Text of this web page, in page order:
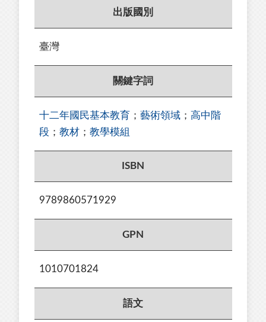
出版國別
臺灣
關鍵字詞
十二年國民基本教育 ； 藝術領域 ； 高中階
段 ； 教材 ； 教學模組
ISBN
9789860571929
GPN
1010701824
語文